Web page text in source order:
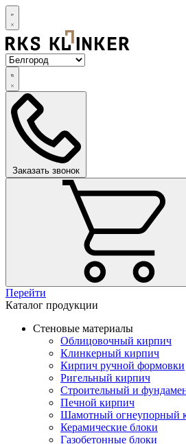
Заказать звонок
Перейти
Каталог продукции
Стеновые материалы
Облицовочный кирпич
Клинкерный кирпич
Кирпич ручной формовки
Ригельный кирпич
Строительный и
Печной кирпич
Шамотный огнеупорный
Керамические блоки
Газобетонные блоки